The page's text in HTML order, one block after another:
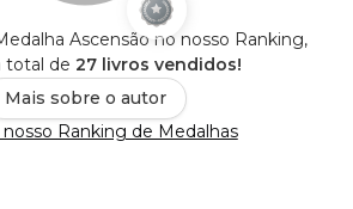
Ascensão no nosso Ranking,
total de 27 livros vendidos!
Mais sobre o autor
Ranking de Medalhas